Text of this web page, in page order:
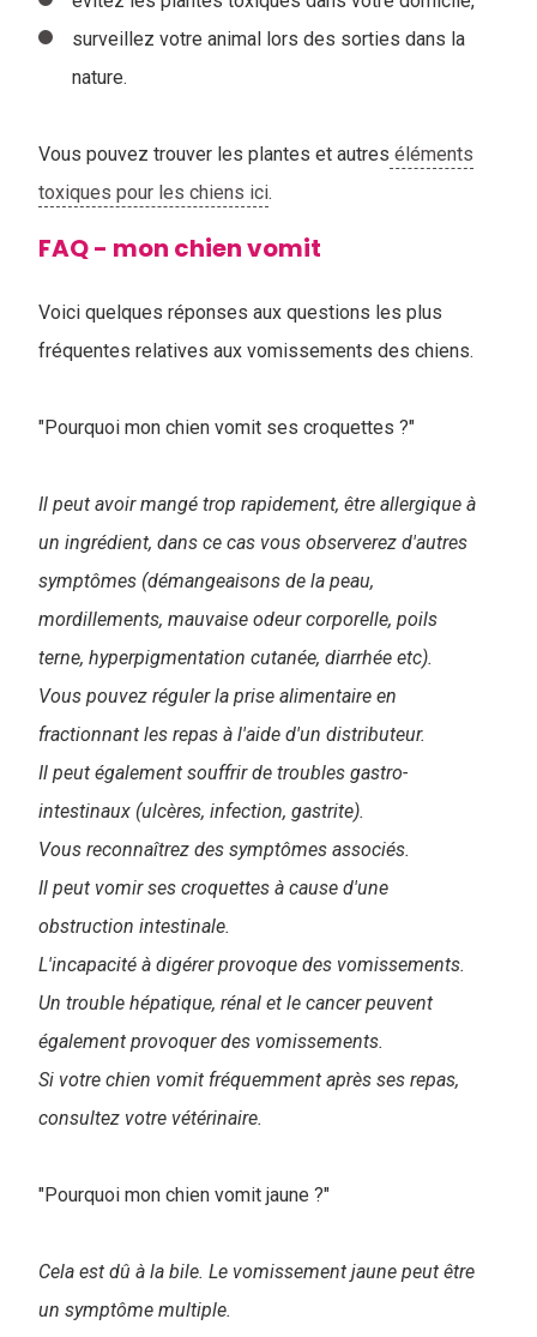
surveillez votre animal lors des sorties dans la
nature.
Vous pouvez trouver les plantes et autres éléments
toxiques pour les chiens ici.
FAQ - mon chien vomit
Voici quelques réponses aux questions les plus
fréquentes relatives aux vomissements des chiens.
"Pourquoi mon chien vomit ses croquettes ?"
Il peut avoir mangé trop rapidement, être allergique à
un ingrédient, dans ce cas vous observerez d'autres
symptômes (démangeaisons de la peau,
mordillements, mauvaise odeur corporelle, poils
terne, hyperpigmentation cutanée, diarrhée etc).
Vous pouvez réguler la prise alimentaire en
fractionnant les repas à l'aide d'un distributeur.
Il peut également souffrir de troubles gastro-
intestinaux (ulcères, infection, gastrite).
Vous reconnaîtrez des symptômes associés.
Il peut vomir ses croquettes à cause d'une
obstruction intestinale.
L'incapacité à digérer provoque des vomissements.
Un trouble hépatique, rénal et le cancer peuvent
également provoquer des vomissements.
Si votre chien vomit fréquemment après ses repas,
consultez votre vétérinaire.
"Pourquoi mon chien vomit jaune ?"
Cela est dû à la bile. Le vomissement jaune peut être
un symptôme multiple.